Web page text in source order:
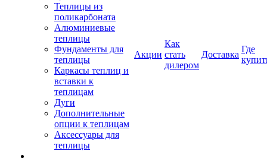
Теплицы из
поликарбоната
Алюминиевые
теплицы
Фундаменты для
теплицы
Каркасы теплиц и
вставки к
теплицам
Дуги
Дополнительные
опции к теплицам
Аксессуары для
теплицы
Акции
Как
стать
дилером
Доставка
Где